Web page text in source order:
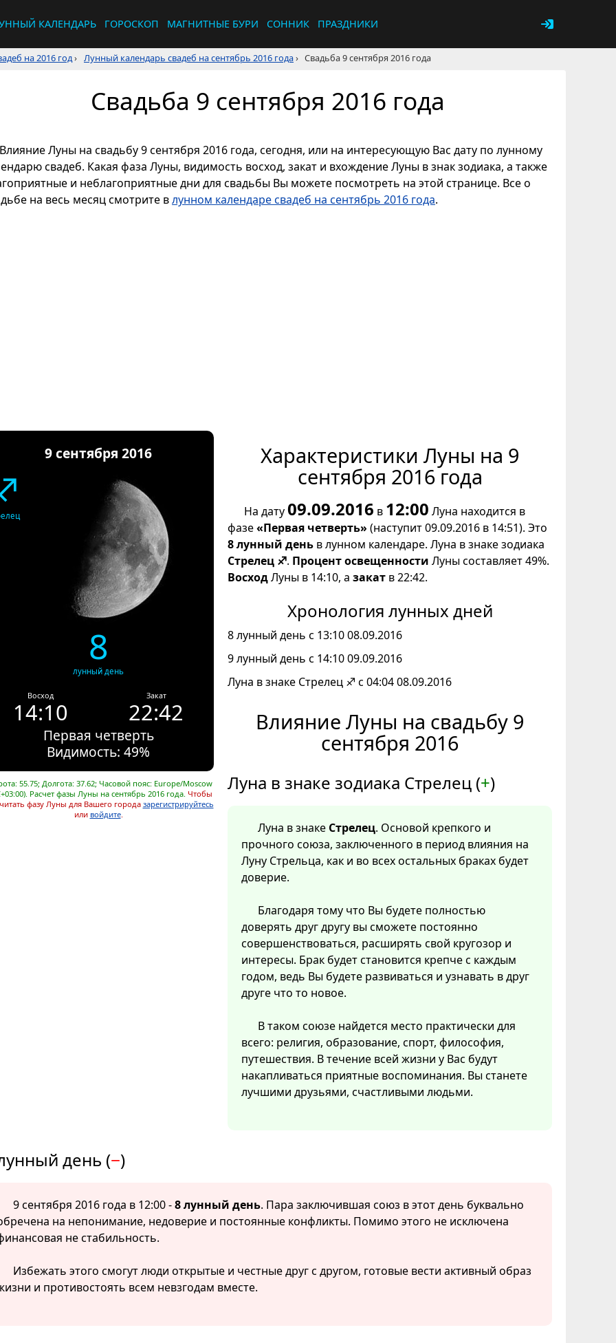
КАЛЕНДАРЬ ГОРОСКОП МАГНИТНЫЕ БУРИ СОННИК ПРАЗДНИКИ
на 2016 год› Лунный календарь свадеб на сентябрь 2016 года› Свадьба 9 сентября 2016 года
Свадьба 9 сентября 2016 года
Влияние Луны на свадьбу 9 сентября 2016 года, сегодня, или на интересующую Вас дату по лунному
свадеб. Какая фаза Луны, видимость восход, закат и вхождение Луны в знак зодиака, а также
и неблагоприятные дни для свадьбы Вы можете посмотреть на этой странице. Все о
на весь месяц смотрите влунном календаре свадеб на сентябрь 2016 года.
9 сентября 2016
8
лунный день
Восход
14:10
Закат
22:42
Первая четверть
Видимость: 49%
55.75; Долгота: 37.62; Часовой пояс: Europe/Moscow
Расчет фазы Луны на сентябрь 2016 года. Чтобы
фазу Луны для Вашего города зарегистрируйтесь
или войдите.
Характеристики Луны на 9
сентября 2016 года
На дату09.09.2016 в 12:00 Луна находится в
фазе«Первая четверть»(наступит 09.09.2016 в 14:51). Это
8 лунный день в лунном календаре. Луна в знаке зодиака
Стрелец ♐. Процент освещенности Луны составляет 49%.
ВосходЛуны в 14:10, а закат в 22:42.
Хронология лунных дней
8 лунный день с 13:10 08.09.2016
9 лунный день с 14:10 09.09.2016
Луна в знаке Стрелец ♐ с 04:04 08.09.2016
Влияние Луны на свадьбу 9
сентября 2016
Луна в знаке зодиака Стрелец (+)
Луна в знаке Стрелец. Основой крепкого и
прочного союза, заключенного в период влияния на
Луну Стрельца, как и во всех остальных браках будет
доверие.
Благодаря тому что Вы будете полностью
доверять друг другу вы сможете постоянно
совершенствоваться, расширять свой кругозор и
интересы. Брак будет становится крепче с каждым
годом, ведь Вы будете развиваться и узнавать в друг
друге что то новое.
В таком союзе найдется место практически для
всего: религия, образование, спорт, философия,
путешествия. В течение всей жизни у Вас будут
накапливаться приятные воспоминания. Вы станете
лучшими друзьями, счастливыми людьми.
день (−)
9 сентября 2016 года в 12:00 -8 лунный день. Пара заключившая союз в этот день буквально
на непонимание, недоверие и постоянные конфликты. Помимо этого не исключена
не стабильность.
Избежать этого смогут люди открытые и честные друг с другом, готовые вести активный образ
и противостоять всем невзгодам вместе.